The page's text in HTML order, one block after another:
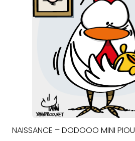
NAISSANCE – DODOOO MINI PIOU